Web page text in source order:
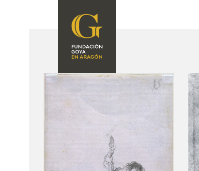
FUNDACIÓN
DOCUMENTACIÓN